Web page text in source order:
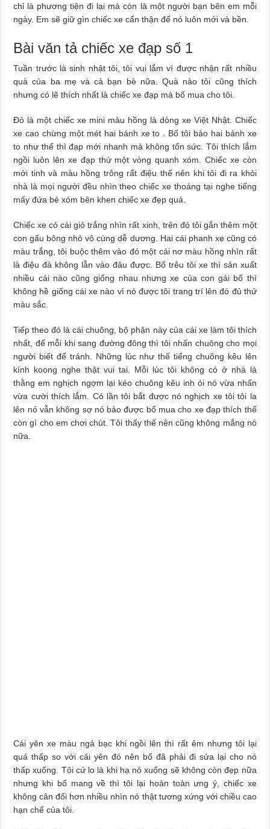
chỉ là phương tiện đi lại mà còn là một người bạn bên em mỗi
ngày. Em sẽ giữ gìn chiếc xe cẩn thận để nó luôn mới và bền.
Bài văn tả chiếc xe đạp số 1
Tuần trước là sinh nhật tôi, tôi vui lắm vì được nhận rất nhiều
quà của ba mẹ và cả bạn bè nữa. Quà nào tôi cũng thích
nhưng có lẽ thích nhất là chiếc xe đạp mà bố mua cho tôi.
Đó là một chiếc xe mini màu hồng là dòng xe Việt Nhật. Chiếc
xe cao chừng một mét hai bánh xe to . Bố tôi bảo hai bánh xe
to như thế thì đạp mới nhanh mà không tốn sức. Tôi thích lắm
ngồi luôn lên xe đạp thử một vòng quanh xóm. Chiếc xe còn
mới tinh và màu hồng trông rất điệu thế nên khi tôi đi ra khỏi
nhà là mọi người đều nhìn theo chiếc xe thoáng tại nghe tiếng
mấy đứa bé xóm bên khen chiếc xe đẹp quá.
Chiếc xe có cái giỏ trắng nhìn rất xinh, trên đó tôi gắn thêm một
con gấu bông nhỏ vô cùng dễ dương. Hai cái phanh xe cũng có
màu trắng, tôi buộc thêm vào đó một cái nơ màu hồng nhìn rất
là điệu đà không lẫn vào đâu được. Bố trêu tôi xe thì sản xuất
nhiều cái nào cũng giống nhau nhưng xe của con gái bố thì
không hề giống cái xe nào vì nó được tôi trang trí lên đó đủ thứ
màu sắc.
Tiếp theo đó là cái chuông, bộ phận này của cái xe làm tôi thích
nhất, để mỗi khi sang đường đông thì tôi nhấn chuông cho mọi
người biết để tránh. Những lúc như thế tiếng chuông kêu lên
kính koong nghe thật vui tai. Mỗi lúc tôi không có ở nhà là
thằng em nghịch ngợm lại kéo chuông kêu inh ỏi nó vừa nhấn
vừa cười thích lắm. Có lần tôi bắt được nó nghịch xe tôi tôi la
lên nó vẫn không sợ nó bảo được bố mua cho xe đạp thích thế
còn gì cho em chơi chút. Tôi thấy thế nên cũng không mắng nó
nữa.
Cái yên xe màu ngả bạc khi ngồi lên thì rất êm nhưng tôi lại
quá thấp so với cái yên đó nên bố đã phải đi sửa lại cho nó
thấp xuống. Tôi cứ lo là khi hạ nó xuống sẽ không còn đẹp nữa
nhưng khi bố mang về thì tôi lại hoàn toàn ưng ý, chiếc xe
không cân đối hơn nhiều nhìn nó thật tương xứng với chiều cao
hạn chế của tôi.